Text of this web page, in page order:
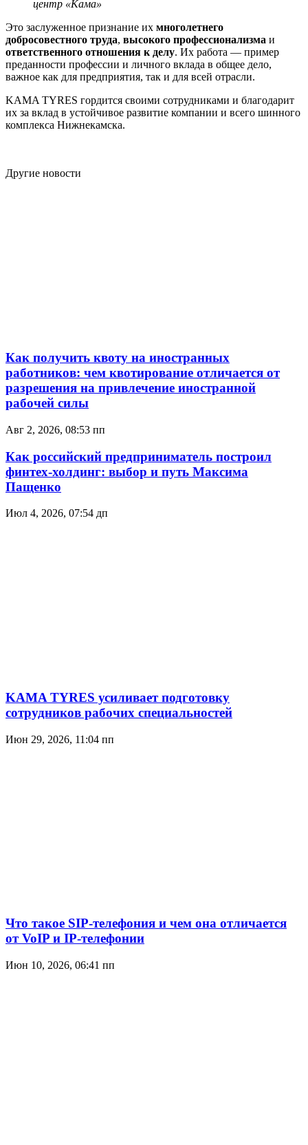
центр «Кама»
Это заслуженное признание их многолетнего
добросовестного труда, высокого профессионализма и
ответственного отношения к делу. Их работа — пример
преданности профессии и личного вклада в общее дело,
важное как для предприятия, так и для всей отрасли.
KAMA TYRES гордится своими сотрудниками и благодарит
их за вклад в устойчивое развитие компании и всего шинного
комплекса Нижнекамска.
Другие новости
Как получить квоту на иностранных
работников: чем квотирование отличается от
разрешения на привлечение иностранной
рабочей силы
Авг 2, 2026, 08:53 пп
Как российский предприниматель построил
финтех-холдинг: выбор и путь Максима
Пащенко
Июл 4, 2026, 07:54 дп
KAMA TYRES усиливает подготовку
сотрудников рабочих специальностей
Июн 29, 2026, 11:04 пп
Что такое SIP-телефония и чем она отличается
от VoIP и IP-телефонии
Июн 10, 2026, 06:41 пп